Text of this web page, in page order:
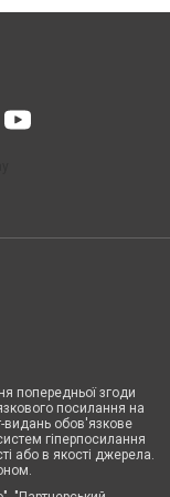
попередньої згоди
посилання на
видань обов'язкове
гіперпосилання
або в якості джерела.